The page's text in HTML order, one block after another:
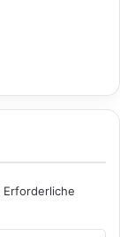
Erforderliche